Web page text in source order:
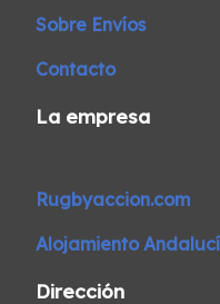
Sobre Envíos
Contacto
La empresa
Rugbyaccion.com
Alojamiento
Dirección